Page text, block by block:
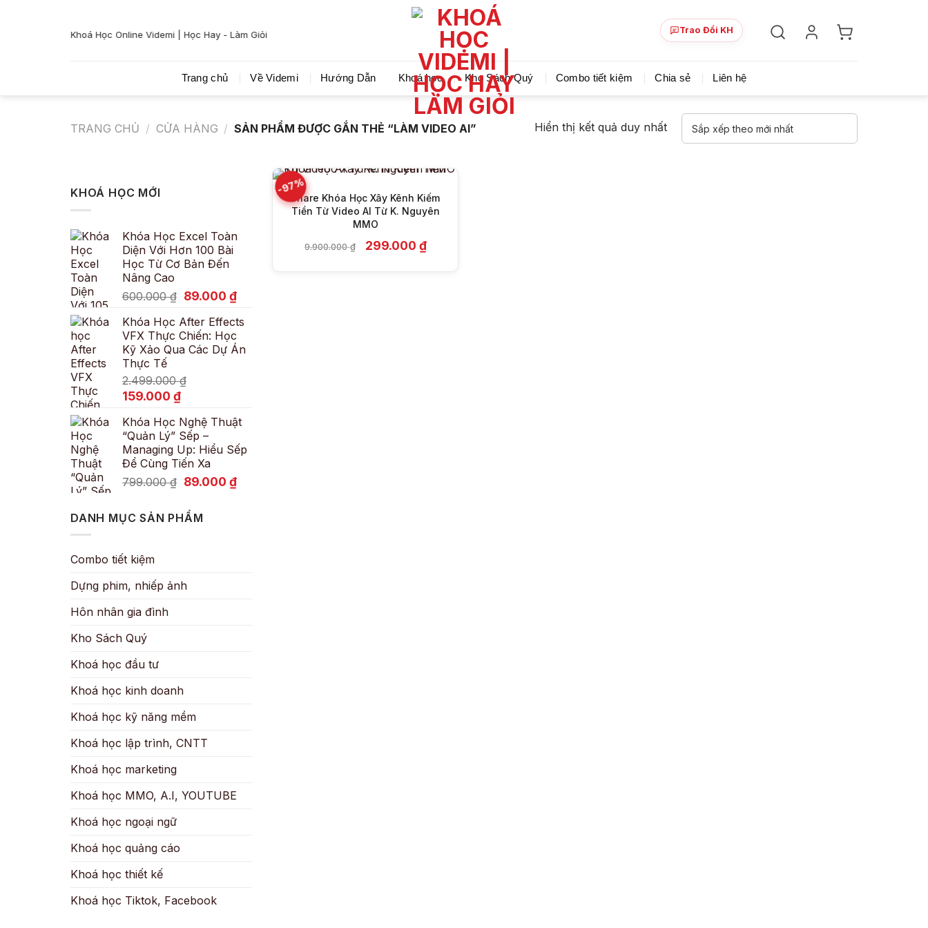
Khoá Học Online Videmi | Học Hay - Làm Giỏi Videmi giúp bạn học tiết kiệm và tiến bộ hơn mỗi ngày! Chia sẻ khoá học giá rẻ cho những ai hạn hẹp
Trao Đổi KH
Trang chủ Về Videmi Hướng Dẫn Khoá học Kho Sách Quý Combo tiết kiệm Chia sẻ Liên hệ
TRANG CHỦ / CỬA HÀNG / SẢN PHẨM ĐƯỢC GẮN THẺ “LÀM VIDEO AI” Hiển thị kết quả duy nhất
KHOÁ HỌC MỚI
Khóa Học Excel Toàn
Diện Với Hơn 100 Bài
Học Từ Cơ Bản Đến
Nâng Cao
600.000₫ Giá
là:
600.000 ₫.
89.000 ₫Giá
tại
là:
89.000 ₫.
Khóa Học After Effects
VFX Thực Chiến: Học
Kỹ Xảo Qua Các Dự Án
Thực Tế
2.499.000₫
Giá
là:
2.499.000 ₫.
159.000 ₫Giá
tại
là:
159.000 ₫.
Khóa Học Nghệ Thuật
“Quản Lý” Sếp –
Managing Up: Hiểu Sếp
Để Cùng Tiến Xa
799.000₫ Giá
là:
799.000 ₫.
89.000 ₫Giá
DANH MỤC SẢN PHẨM
Combo tiết kiệm
Dựng phim, nhiếp ảnh
Hôn nhân gia đình
Kho Sách Quý
Khoá học đầu tư
Khoá học kinh doanh
Khoá học kỹ năng mềm
Khoá học lập trình, CNTT
Khoá học marketing
Khoá học MMO, A.I, YOUTUBE
Khoá học ngoại ngữ
Khoá học quảng cáo
Khoá học thiết kế
Khoá học Tiktok, Facebook
-97%
Share Khóa Học Xây Kênh Kiếm
Tiền Từ Video AI Từ K. Nguyên
MMO
9.900.000₫ Giá
299.000 ₫Giá
hiện